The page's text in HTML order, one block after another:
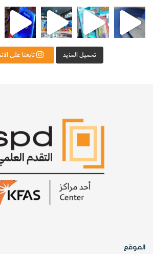
لشؤون الش
من الأعماق نكتشف ومن الكتب نتعلّم
⁨ ⁨ نتشرف بدعوتكم لزيارة جناح التقدم العلمي للنشر رجعنا! ما كنّا بعيد!
تحميل المزيد تابعنا على
الموقع